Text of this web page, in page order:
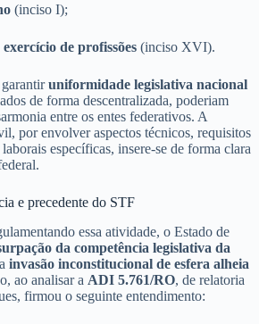
(inciso I);
de profissões (inciso XVI).
uniformidade legislativa nacional
de forma descentralizada, poderiam
entre os entes federativos. A
por envolver aspectos técnicos, requisitos
específicas, insere-se de forma clara
e precedente do STF
essa atividade, o Estado de
da competência legislativa da
invasão inconstitucional de esfera alheia
ao analisar a ADI 5.761/RO, de relatoria
firmou o seguinte entendimento: